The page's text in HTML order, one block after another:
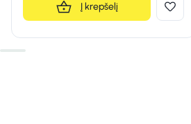
Į krepšelį